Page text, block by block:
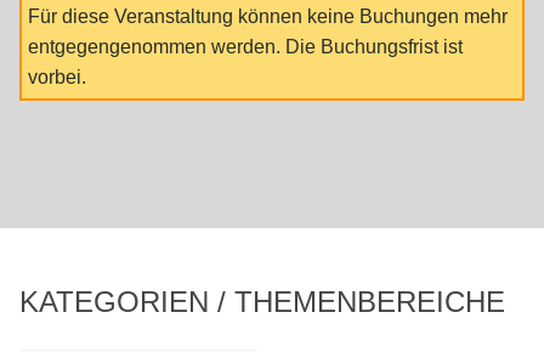
Für diese Veranstaltung können keine Buchungen mehr
entgegengenommen werden. Die Buchungsfrist ist
vorbei.
KATEGORIEN / THEMENBEREICHE